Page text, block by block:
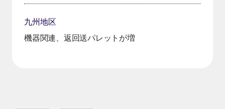
九州地区
機器関連、返回送パレットが増